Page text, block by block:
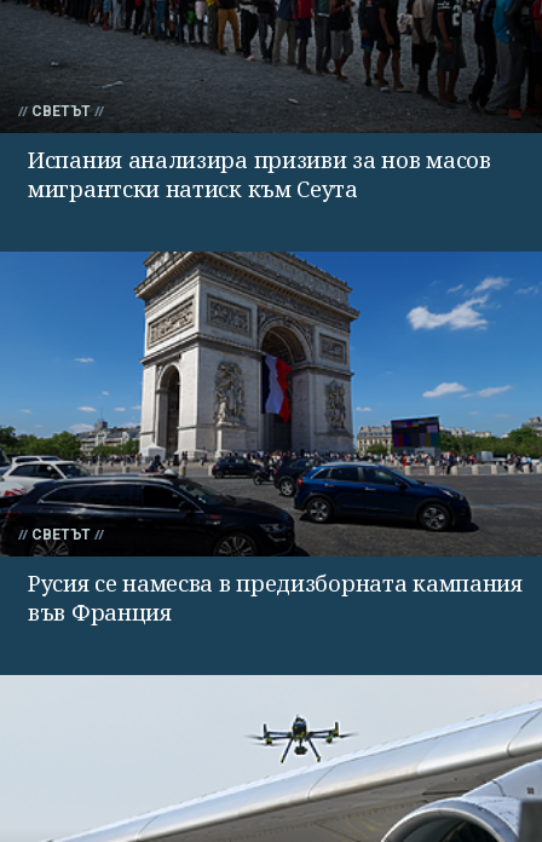
СВЕТЪТ
Испания анализира призиви за нов масов
мигрантски натиск към Сеута
СВЕТЪТ
Русия се намесва в предизборната кампания
във Франция